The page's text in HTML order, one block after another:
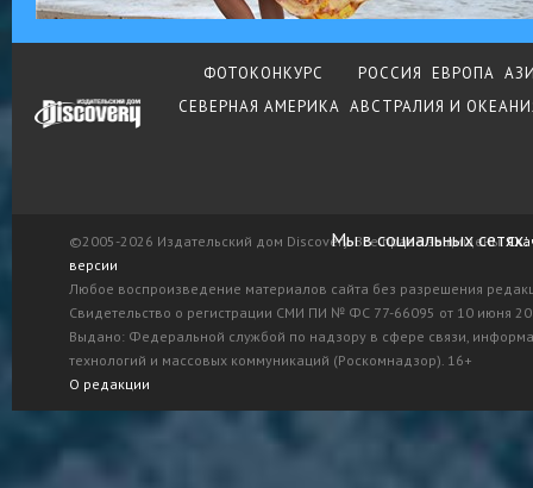
ФОТОКОНКУРС РОССИЯ ЕВРОПА
СЕВЕРНАЯ АМЕРИКА АВСТРАЛИЯ И
©2005-2026 Издательский дом Discovery. Все права защищены.
версии
Любое воспроизведение материалов сайта без разрешения
Свидетельство о регистрации СМИ ПИ № ФС 77-66095 от 10 июня
Выдано: Федеральной службой по надзору в сфере связи,
технологий и массовых коммуникаций (Роскомнадзор). 16+
О редакции
Мы в социальных сетях: